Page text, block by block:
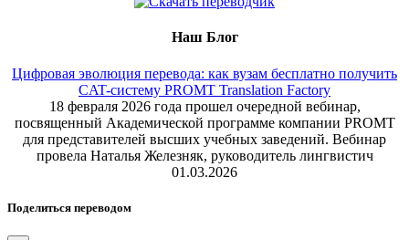
Наш Блог
Цифровая эволюция перевода: как вузам бесплатно получить
CAT-систему PROMT Translation Factory
18 февраля 2026 года прошел очередной вебинар,
посвященный Академической программе компании PROMT
для представителей высших учебных заведений. Вебинар
провела Наталья Железняк, руководитель лингвистич
01.03.2026
Поделиться переводом